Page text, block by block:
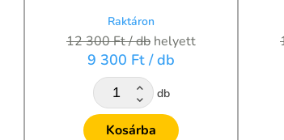
Raktáron
12 300 Ft/ db helyett
9 300 Ft / db
db
Kosárba